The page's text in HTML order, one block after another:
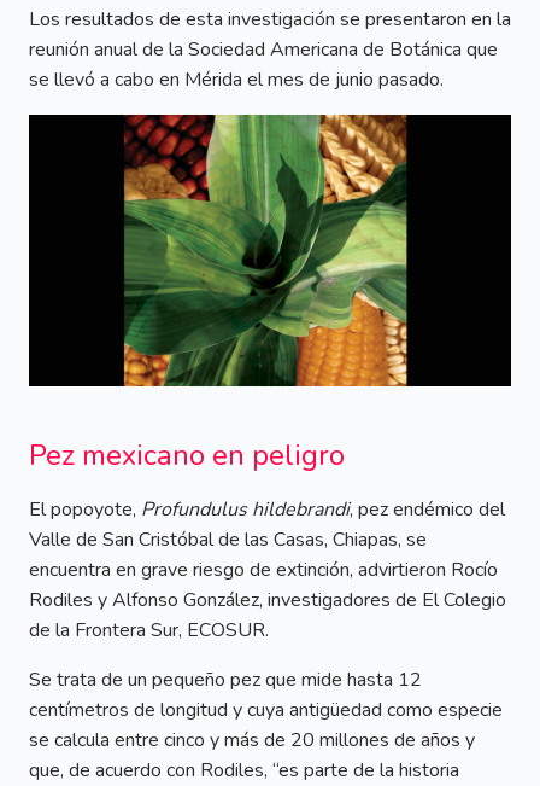
Los resultados de esta investigación se presentaron en la
reunión anual de la Sociedad Americana de Botánica que
se llevó a cabo en Mérida el mes de junio pasado.
Pez mexicano en peligro
El popoyote, Profundulus hildebrandi, pez endémico del
Valle de San Cristóbal de las Casas, Chiapas, se
encuentra en grave riesgo de extinción, advirtieron Rocío
Rodiles y Alfonso González, investigadores de El Colegio
de la Frontera Sur, ECOSUR.
Se trata de un pequeño pez que mide hasta 12
centímetros de longitud y cuya antigüedad como especie
se calcula entre cinco y más de 20 millones de años y
que, de acuerdo con Rodiles, “es parte de la historia